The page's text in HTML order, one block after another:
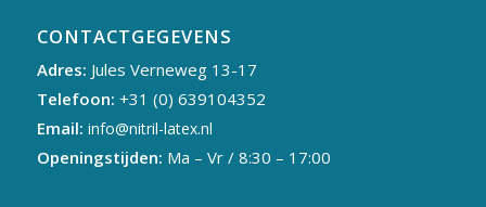
CONTACTGEGEVENS
Adres: Jules Verneweg 13-17
Telefoon: +31 (0) 639104352
Email: info@nitril-latex.nl
Openingstijden: Ma – Vr / 8:30 – 17:00